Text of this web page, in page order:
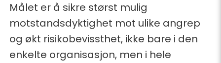
Målet er å sikre størst mulig
motstandsdyktighet mot ulike angrep
og økt risikobevissthet, ikke bare i den
enkelte organisasjon, men i hele